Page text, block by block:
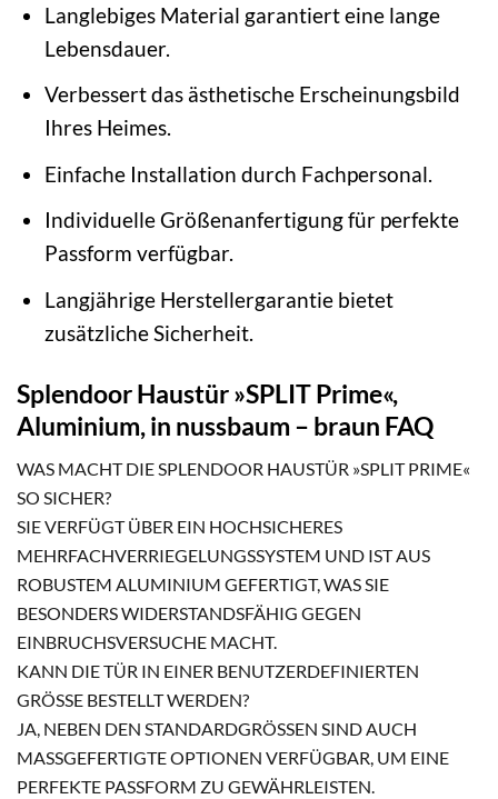
Langlebiges Material garantiert eine lange
Lebensdauer.
Verbessert das ästhetische Erscheinungsbild
Ihres Heimes.
Einfache Installation durch Fachpersonal.
Individuelle Größenanfertigung für perfekte
Passform verfügbar.
Langjährige Herstellergarantie bietet
zusätzliche Sicherheit.
Splendoor Haustür »SPLIT Prime«,
Aluminium, in nussbaum – braun FAQ
WAS MACHT DIE SPLENDOOR HAUSTÜR »SPLIT PRIME«
SO SICHER?
SIE VERFÜGT ÜBER EIN HOCHSICHERES
MEHRFACHVERRIEGELUNGSSYSTEM UND IST AUS
ROBUSTEM ALUMINIUM GEFERTIGT, WAS SIE
BESONDERS WIDERSTANDSFÄHIG GEGEN
EINBRUCHSVERSUCHE MACHT.
KANN DIE TÜR IN EINER BENUTZERDEFINIERTEN
GRÖSSE BESTELLT WERDEN?
JA, NEBEN DEN STANDARDGRÖSSEN SIND AUCH M
ASSGEFERTIGTE OPTIONEN VERFÜGBAR, UM EINE PE
RFEKTE PASSFORM ZU GEWÄHRLEISTEN.